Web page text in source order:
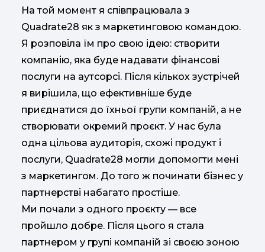
На той момент я співпрацювала з
Quadrate28 як з маркетинговою командою.
Я розповіла їм про свою ідею: створити
компанію, яка буде надавати фінансові
послуги на аутсорсі. Після кількох зустрічей
я вирішила, що ефективніше буде
приєднатися до їхньої групи компаній, а не
створювати окремий проєкт. У нас була
одна цільова аудиторія, схожі продукт і
послуги, Quadrate28 могли допомогти мені
з маркетингом. До того ж починати бізнес у
партнерстві набагато простіше.
Ми почали з одного проєкту — все
пройшло добре. Після цього я стала
партнером у групі компаній зі своєю зоною